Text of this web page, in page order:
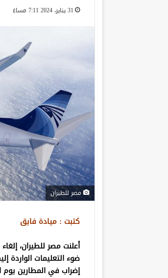
31 يناير، 2024 7:11 مساءً
مصر للطيران
كتبت : ميادة فايق
ضوء التعليمات الواردة
إضراب في المطارين يوم الخميس